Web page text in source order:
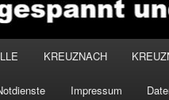
KREUZNACH
Impressum